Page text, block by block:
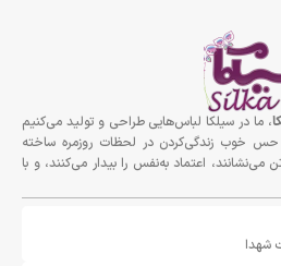
، ما در سیلکا لباس‌هایی طراحی و تولید می‌کنیم
حس خوب زندگی‌کردن در لحظات روزمره ساخته
می‌نشانند، اعتماد به‌نفس را بیدار می‌کنند، و با
شهدا